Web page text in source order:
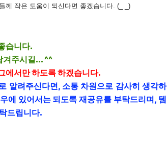
께 작은 도움이 되신다면 좋겠습니다. (_ _)
습니다.
겨주시길... ^^
에서만 하도록 하겠습니다.
알려주신다면, 소통 차원으로 감사히 생각하
에 있어서는 되도록 재공유를 부탁드리며, 템
드립니다.